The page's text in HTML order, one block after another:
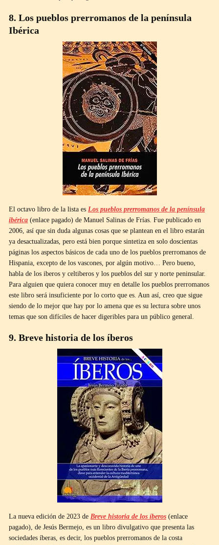
8. Los pueblos prerromanos de la península
Ibérica
El octavo libro de la lista es Los pueblos prerromanos de la península
ibérica (enlace pagado) de Manuel Salinas de Frías. Fue publicado en
2006, así que sin duda algunas cosas que se plantean en el libro estarán
ya desactualizadas, pero está bien porque sintetiza en solo doscientas
páginas los aspectos básicos de cada uno de los pueblos prerromanos de
Hispania, excepto de los vascones, por algún motivo… Pero bueno,
habla de los iberos y celtiberos y los pueblos del sur y norte peninsular.
Para alguien que quiera conocer muy en detalle los pueblos prerromanos
este libro será insuficiente por lo corto que es. Aun así, creo que sigue
siendo de lo mejor que hay por lo amena que es su lectura sobre unos
temas que son difíciles de hacer digeribles para un público general.
9. Breve historia de los íberos
La nueva edición de 2023 de Breve historia de los íberos (enlace
pagado), de Jesús Bermejo, es un libro divulgativo que presenta las
sociedades íberas, es decir, los pueblos prerromanos de la costa